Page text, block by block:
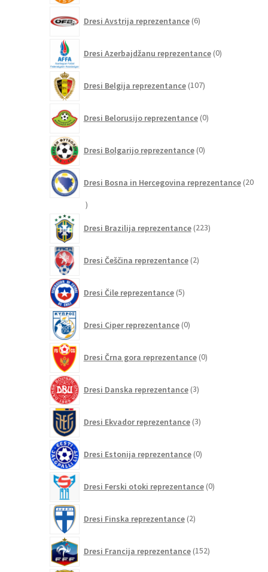
Dresi Avstrija reprezentance 6izdelkov
Dresi Azerbajdžanu reprezentance 0izdelkov
Dresi Belgija reprezentance 107izdelkov
Dresi Belorusijo reprezentance 0izdelkov
Dresi Bolgarijo reprezentance 0izdelkov
Dresi Bosna in Hercegovina reprezentance 20
20
Dresi Brazilija reprezentance 223izdelkov
Dresi Češčina reprezentance 2izdelka
Dresi Čile reprezentance 5izdelkov
Dresi Ciper reprezentance 0izdelkov
Dresi Črna gora reprezentance 0izdelkov
Dresi Danska reprezentance 3izdelki
Dresi Ekvador reprezentance 3izdelki
Dresi Estonija reprezentance 0izdelkov
Dresi Ferski otoki reprezentance 0izdelkov
Dresi Finska reprezentance 2izdelka
Dresi Francija reprezentance 152izdelkov